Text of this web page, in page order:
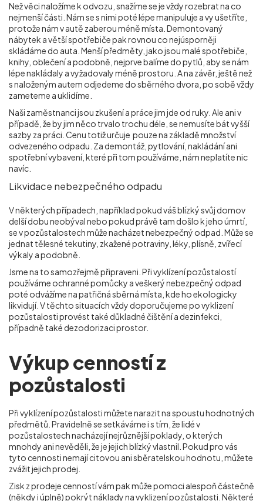
Než věci naložíme k odvozu, snažíme se je vždy rozebrat na co
nejmenší části. Nám se s nimi poté lépe manipuluje a vy ušetříte,
protože nám v autě zaberou méně místa. Demontovaný
nábytek a větší spotřebiče pak rovnou co nejúsporněji
skládáme do auta. Menší předměty, jako jsou malé spotřebiče,
knihy, oblečení a podobně, nejprve balíme do pytlů, aby se nám
lépe nakládaly a vyžadovaly méně prostoru. A na závěr, ještě než
s naloženým autem odjedeme do sběrného dvora, po sobě vždy
zameteme a uklidíme.
Naši zaměstnanci jsou zkušení a práce jim jde od ruky. Ale ani v
případě, že by jim něco trvalo trochu déle, se nemusíte bát vyšší
sazby za práci. Cenu totiž určuje pouze na základě množství
odvezeného odpadu. Za demontáž, pytlování, nakládání ani
spotřební vybavení, které při tom používáme, nám neplatíte nic
navíc.
Likvidace nebezpečného odpadu
V některých případech, například pokud váš blízký svůj domov
delší dobu neobýval nebo pokud právě tam došlo k jeho úmrtí,
se v pozůstalostech může nacházet nebezpečný odpad. Může se
jednat tělesné tekutiny, zkažené potraviny, léky, plísně, zvířecí
výkaly a podobně.
Jsme na to samozřejmě připraveni. Při vyklízení pozůstalostí
používáme ochranné pomůcky a veškerý nebezpečný odpad
poté odvážíme na patřičná sběrná místa, kde ho ekologicky
likvidují. V těchto situacích vždy doporučujeme po vyklizení
pozůstalosti provést také důkladné čištění a dezinfekci,
případně také dezodorizaci prostor.
Výkup cenností z
pozůstalosti
Při vyklízení pozůstalosti můžete narazit na spoustu hodnotných
předmětů. Pravidelně se setkáváme i s tím, že lidé v
pozůstalostech nacházejí nejrůznější poklady, o kterých
mnohdy ani nevěděli, že je jejich blízký vlastnil. Pokud pro vás
tyto cennosti nemají citovou ani sběratelskou hodnotu, můžete
zvážit jejich prodej.
Zisk z prodeje cenností vám pak může pomoci alespoň částečně
(někdy i úplně) pokrýt náklady navyklizení pozůstalosti . Některé